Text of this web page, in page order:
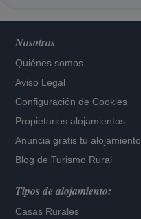
Nosotros
Quiénes somos
Aviso Legal
Configuración de Cookies
Propietarios alojamientos
Anuncia gratis tu alojamiento
Blog de Turismo Rural
Tipos de alojamiento:
Casas Rurales